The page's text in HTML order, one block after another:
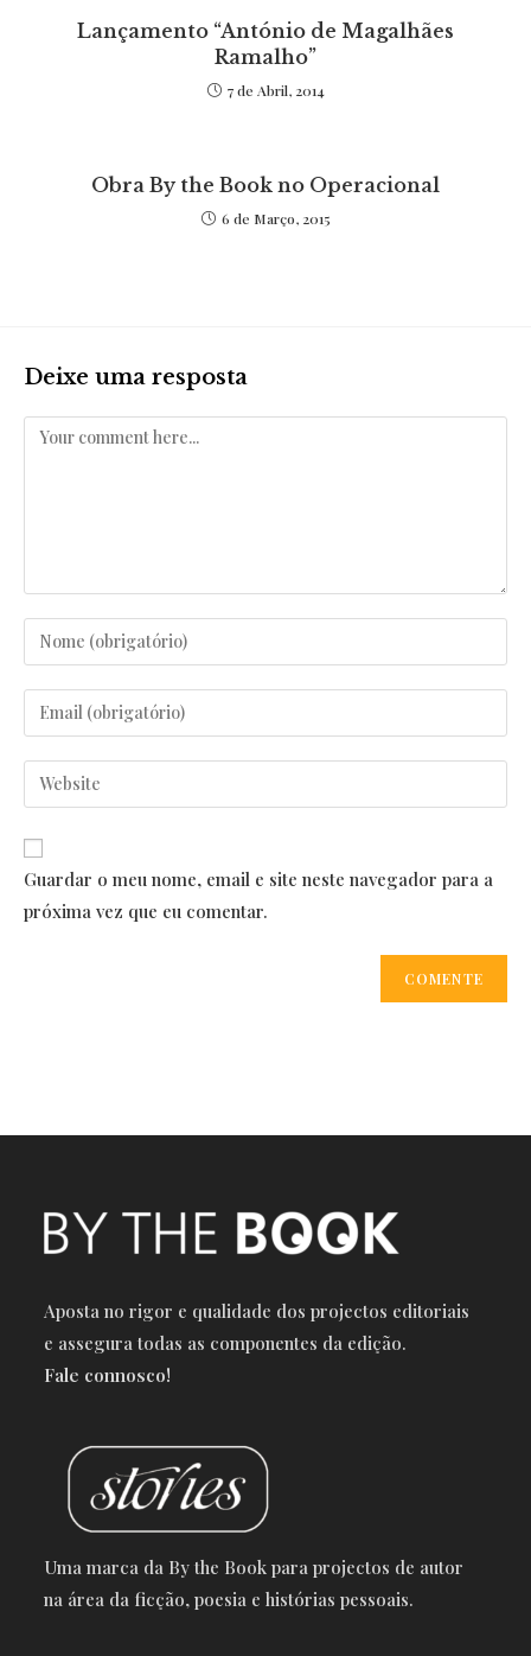
Lançamento “António de Magalhães
Ramalho”
7 de Abril, 2014
Obra By the Book no Operacional
6 de Março, 2015
Deixe uma resposta
Comentar
Enter
your
name
username
Enter
your
email
comment
Enter
your
website
URL
(optional)
Guardar o meu nome, email e site neste navegador para a
próxima vez que eu comentar.
Aposta no rigor e qualidade dos projectos editoriais
e assegura todas as componentes da edição.
Fale connosco!
Uma marca da By the Book para projectos de autor
na área da ficção, poesia e histórias pessoais.